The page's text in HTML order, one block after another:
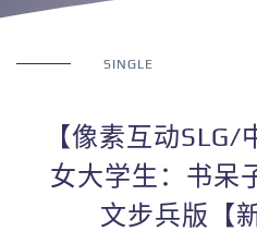
SINGLE
【像素互动
女大学生：书呆
文步兵版【